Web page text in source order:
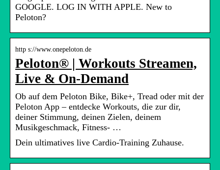
GOOGLE. LOG IN WITH APPLE. New to
Peloton?
http s://www.onepeloton.de
Peloton® | Workouts Streamen,
Live & On-Demand
Ob auf dem Peloton Bike, Bike+, Tread oder mit der
Peloton App – entdecke Workouts, die zur dir,
deiner Stimmung, deinen Zielen, deinem
Musikgeschmack, Fitness- …
Dein ultimatives live Cardio-Training Zuhause.